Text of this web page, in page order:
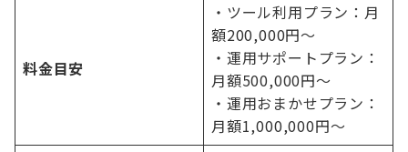
料金目安
・ツール利用プラン：月
額200,000円〜
・運用サポートプラン：
月額500,000円〜
・運用おまかせプラン：
月額1,000,000円〜